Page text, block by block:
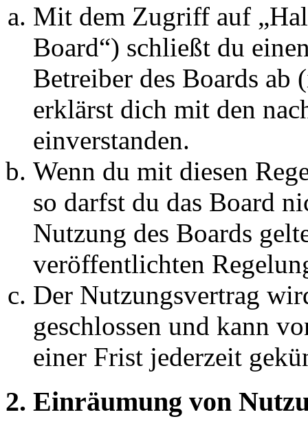
Mit dem Zugriff auf
Board“) schließt du
Betreiber des Boards ab
erklärst dich mit den
einverstanden.
Wenn du mit diesen
so darfst du das Board
Nutzung des Boards
veröffentlichten
Der Nutzungsvertrag
geschlossen und kann
einer Frist jederzeit
2. Einräumung von